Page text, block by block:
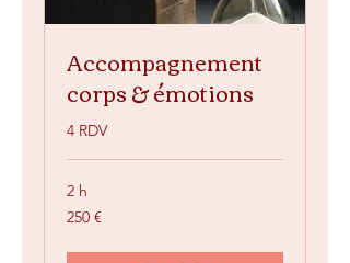
Accompagnement
corps & émotions
4 RDV
2 h
250
euros
250 €